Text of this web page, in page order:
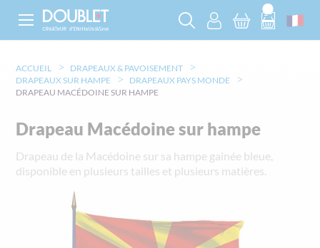
ACCUEIL
DRAPEAUX & PAVOISEMENT
DRAPEAUX SUR HAMPE
DRAPEAUX PAYS MONDE
DRAPEAU MACÉDOINE SUR HAMPE
Drapeau Macédoine sur hampe
Drapeau de la Macédoine sur sa hampe gainée bleue,
disponible en plusieurs tailles et plusieurs matières.